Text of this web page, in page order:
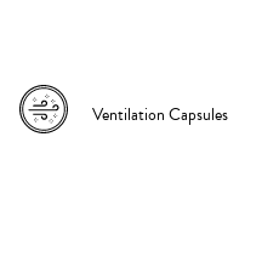
Ventilation Capsules